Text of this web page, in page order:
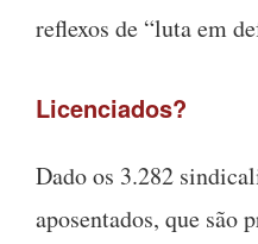
reflexos de “luta em
Licenciados?
Dado os 3.282
aposentados, que são